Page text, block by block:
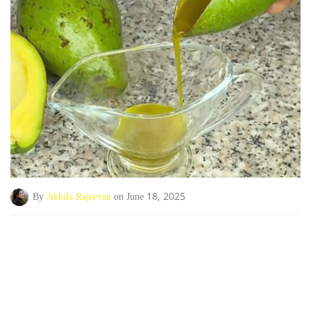
By Akhila Rajeevan on June 18, 2025